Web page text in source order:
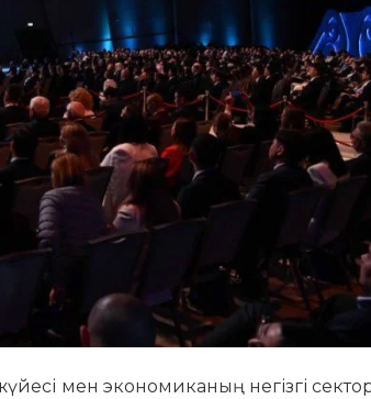
мен экономиканың негізгі